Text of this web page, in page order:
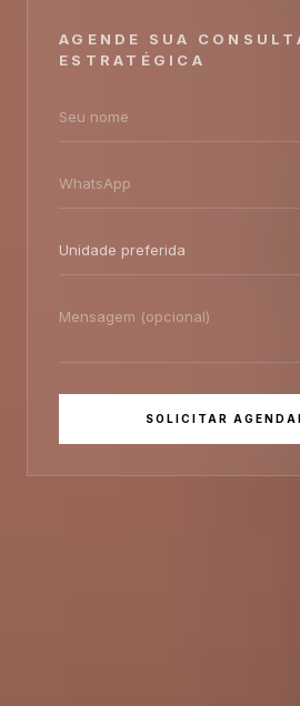
AGENDE SUA
ESTRATÉGICA
SOLICITAR